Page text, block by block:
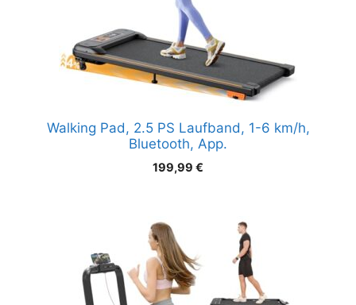
Walking Pad, 2.5 PS Laufband, 1-6 km/h,
Bluetooth, App.
199,99 €